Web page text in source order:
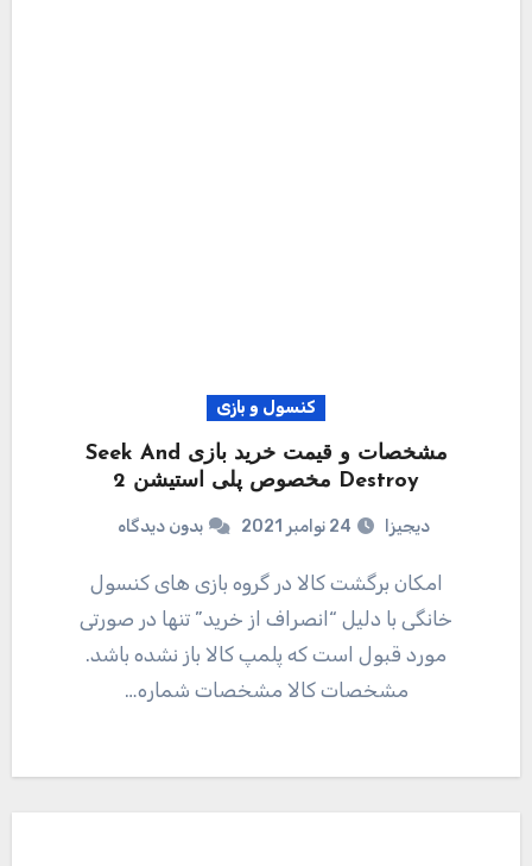
کنسول و بازی
مشخصات و قیمت خرید بازی Seek And
Destroy مخصوص پلی استیشن 2
دیجیزا 24 نوامبر 2021 بدون دیدگاه
خانگی با دلیل “انصراف از خرید” تنها در صورتی
مورد قبول است که پلمپ کالا باز نشده باشد.
مشخصات کالا مشخصات شماره…